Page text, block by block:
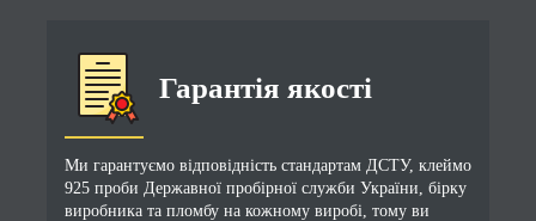
Гарантія якості
Ми гарантуємо відповідність стандартам ДСТУ, клеймо
925 проби Державної пробірної служби України, бірку
виробника та пломбу на кожному виробі, тому ви